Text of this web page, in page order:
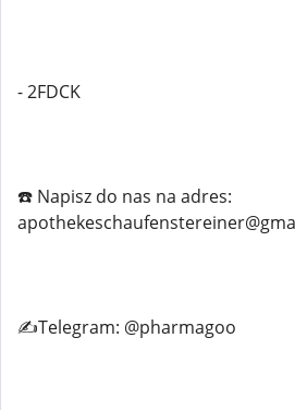
- 2FDCK
☎️ Napisz do nas na adres:
✍️Telegram: @pharmagoo